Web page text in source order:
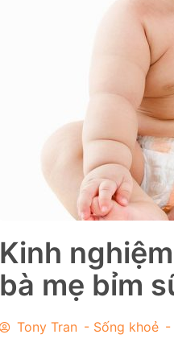
Kinh
bà mẹ bỉm
Tony Tran - Sống khoẻ -